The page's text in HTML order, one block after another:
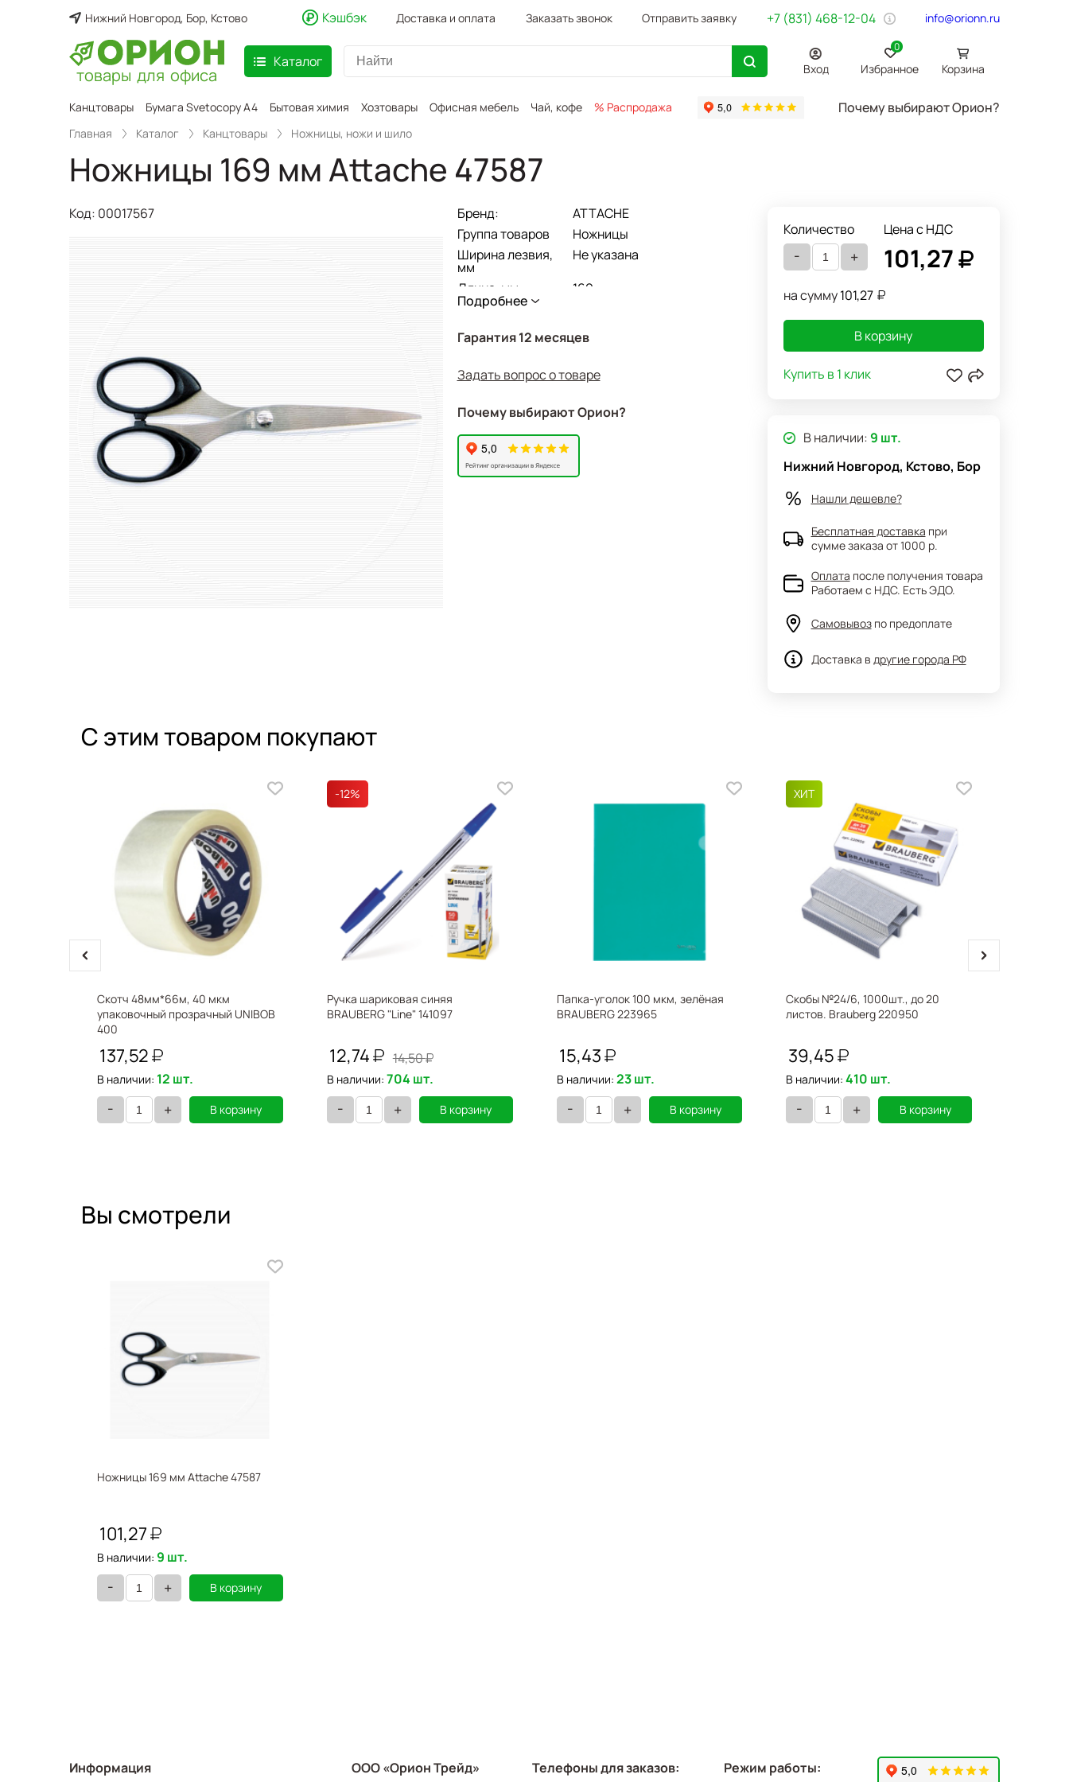
Нижний Новгород, Бор, Кстово Кэшбэк Доставка и оплата Заказать звонок Отправить заявку +7 (831) 468-12-04 info@orionn.ru
товары для офиса
Каталог Вход Избранное
0
Корзина
Канцтовары Бумага Svetocopy A4 Бытовая химия Хозтовары Офисная мебель Чай, кофе % Распродажа Канцтовары Бумага Svetocopy A4 Бытовая химия Хозтовары
Почему выбирают Орион?
Главная Каталог Канцтовары Ножницы, ножи и шило
Ножницы 169 мм Attache 47587
Код: 00017567 Бренд:
ATTACHE
Группа товаров
Ножницы
Ширина лезвия,
мм
Не указана
Длина, мм
169
Подробнее
Гарантия 12 месяцев
Задать вопрос о товаре
Почему выбирают Орион?
Количество
- +
Цена с НДС
101,27
на сумму 101,27
В корзину
Купить в 1 клик
В наличии:9 шт.
Нижний Новгород, Кстово, Бор
Нашли дешевле?
Бесплатная доставка при
сумме заказа от 1000 р.
Оплата после получения товара
Работаем с НДС. Есть ЭДО.
Самовывоз по предоплате
Доставка в другие города РФ
С этим товаром покупают
Скотч 48мм*66м, 40 мкм
упаковочный прозрачный UNIBOB
400
137,52
В наличии: 12 шт.
- + В корзину
-12%
Ручка шариковая синяя
BRAUBERG "Line" 141097
12,74 14,50
В наличии: 704 шт.
- + В корзину
Папка-уголок 100 мкм, зелёная
BRAUBERG 223965
15,43
В наличии: 23 шт.
- + В корзину
Скобы №24/6, 1000шт., до 20
листов. Brauberg 220950
39,45
В наличии: 410 шт.
- + В корзину
prev next
Вы смотрели
Ножницы 169 мм Attache 47587
101,27
В наличии: 9 шт.
- + В корзину
Информация ООО «Орион Трейд» Телефоны для заказов: Режим работы: